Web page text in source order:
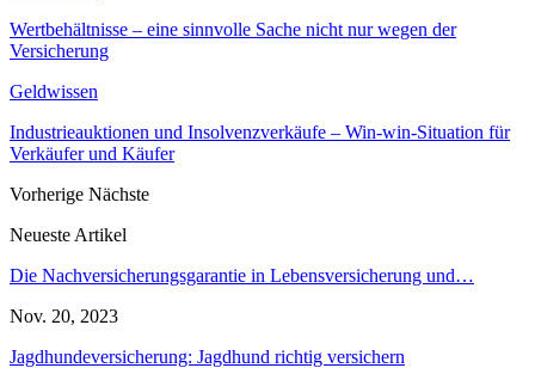
Wertbehältnisse – eine sinnvolle Sache nicht nur wegen der
Versicherung
Geldwissen
Industrieauktionen und Insolvenzverkäufe – Win-win-Situation für
Verkäufer und Käufer
Vorherige Nächste
Neueste Artikel
Die Nachversicherungsgarantie in Lebensversicherung und…
Nov. 20, 2023
Jagdhundeversicherung: Jagdhund richtig versichern